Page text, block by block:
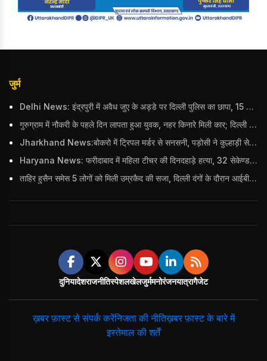
जुर्म
Delhi News: इंद्रपुरी में अवैध जुए के अड्डे पर दिल्ली पुलिस का छापा, 15 जुआरियों को पकड़ा; ₹3.61 लाख नकद और अन्य सामान बरामद
गुरुग्राम में नौकरी के पहले दिन लापता हुआ युवक, नहर किनारे मिली कार; दिल्ली पुलिस ने दर्ज की FIR
Jharkhand News:बोकरो में ट्रिपल मर्डर से सनसनी, पड़ोसी ने कुल्हाड़ी से पति-पत्नी और बहु की हत्या की
Haryana News: फरीदाबाद में महिला टीचर की दिनदहाड़े हत्या, 32 सेकेण्ड में 34 बार किया वार
ताहिर हुसैन समेस 5 लोगों को मिली उम्रकैद की सजा, दिल्ली दंगों के दौरान आईबी अधिकारी का किया था कत्ल
दुनियादेशराजनीतिस्पेशलखेलजुर्ममनोरंजनयात्रागैजेट
ख़बर फ़ास्ट से संपर्क करेंनिजता की नीतिख़बर फ़ास्ट के बारे में
इस्तेमाल की शर्तें